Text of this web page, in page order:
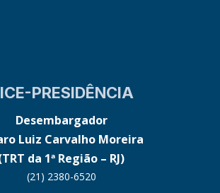
PRESIDÊNCIA
Desembargador
Luiz Carvalho Moreira
da 1ª Região – RJ)
(21) 2380-6520